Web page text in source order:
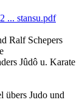
... stansu.pdf
Ralf Schepers
Jûdô u. Karate
übers Judo und